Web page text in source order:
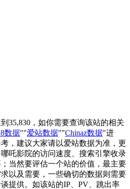
35,830，如你需要查询该站的相关
数据""爱站数据""Chinaz数据"进
，建议大家请以爱站数据为准，更
吒影院的访问速度、搜索引擎收录
当然要评估一个站的价值，最主要
以及需要，一些确切的数据则需要
提供。如该站的IP、PV、跳出率